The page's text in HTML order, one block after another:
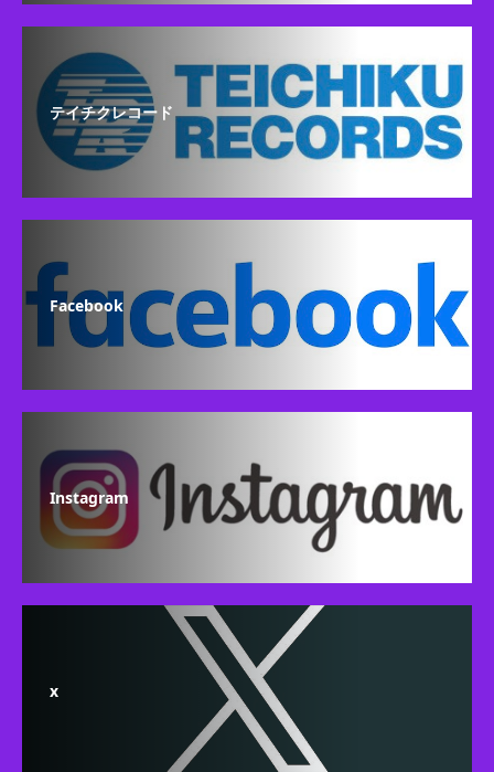
テイチクレコード
Facebook
Instagram
x